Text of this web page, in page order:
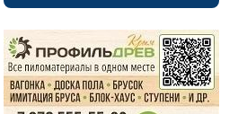
erid: 2SDnjcrDNw6